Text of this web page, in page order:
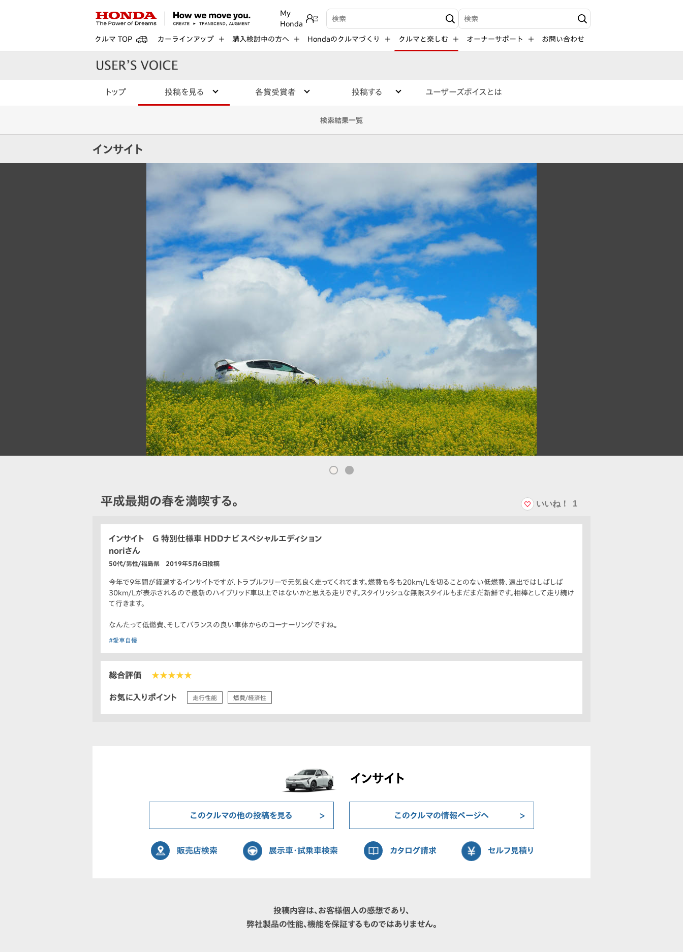
My
Honda
検索キーワード入力 検索キーワード入力
クルマ TOP カーラインアップ 購入検討中の方へ Hondaのクルマづくり クルマと楽しむ オーナーサポート お問い合わせ
トップ 投稿を見る 各賞受賞者 投稿する ユーザーズボイスとは
検索結果一覧
インサイト
平成最期の春を満喫する。 いいね！ 1
インサイト G 特別仕様車 HDDナビ スペシャルエディション
noriさん
50代/男性/福島県 2019年5月6日投稿
今年で9年間が経過するインサイトですが、トラブルフリーで元気良く走ってくれてます。燃費も冬も20km/Lを切ることのない低燃費、遠出ではしばしば
30km/Lが表示されるので最新のハイブリッド車以上ではないかと思える走りです。スタイリッシュな無限スタイルもまだまだ新鮮です。相棒として走り続け
て行きます。
なんたって低燃費、そしてバランスの良い車体からのコーナーリングですね。
#愛車自慢
総合評価 ★★★★★
お気に入りポイント 走行性能 燃費/経済性
インサイト
このクルマの他の投稿を見る このクルマの情報ページへ
販売店検索 展示車・試乗車検索 カタログ請求 セルフ見積り
投稿内容は、お客様個人の感想であり、
弊社製品の性能、機能を保証するものではありません。